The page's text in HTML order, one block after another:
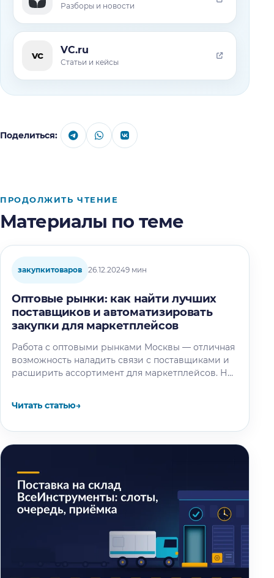
Разборы и новости
vc VC.ru
Статьи и кейсы
Поделиться:
ПРОДОЛЖИТЬ ЧТЕНИЕ
Материалы по теме
закупкитоваров 26.12.20249 мин
Оптовые рынки: как найти лучших
поставщиков и автоматизировать
закупки для маркетплейсов
Работа с оптовыми рынками Москвы — отличная
возможность наладить связи с поставщиками и
расширить ассортимент для маркетплейсов. Но
Читать статью→